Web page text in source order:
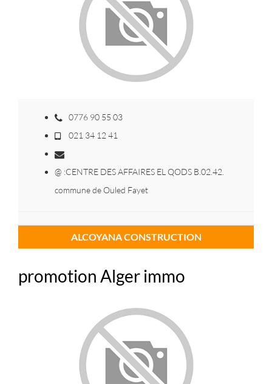
0776 90 55 03
021 34 12 41
@ :CENTRE DES AFFAIRES EL QODS B.02.42.
commune de Ouled Fayet
ALCOYANA CONSTRUCTION
promotion Alger immo